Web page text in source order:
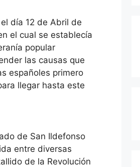
día 12 de Abril de
el cual se establecía
popular
las causas que
españoles primero
llegar hasta este
de San Ildefonso
entre diversas
de la Revolución